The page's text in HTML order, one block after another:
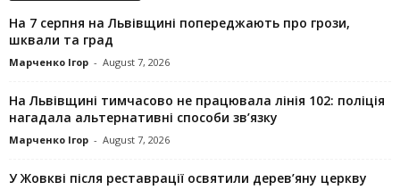
На 7 серпня на Львівщині попереджають про грози,
шквали та град
Марченко Ігор - August 7, 2026
На Львівщині тимчасово не працювала лінія 102: поліція
нагадала альтернативні способи зв’язку
Марченко Ігор - August 7, 2026
У Жовкві після реставрації освятили дерев’яну церкву